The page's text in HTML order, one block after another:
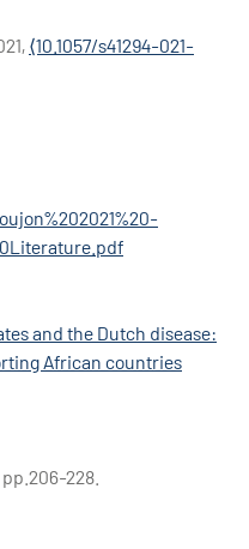
⟨10.1057/s41294-021-
and the Dutch disease:
African countries
pp.206-228.